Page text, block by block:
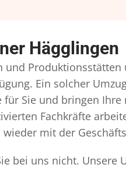
Hägglingen
und
Ein solcher
Sie und bringen
Fachkräfte
mit der
bei uns nicht.